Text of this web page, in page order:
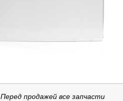
Перед продажей все запчасти